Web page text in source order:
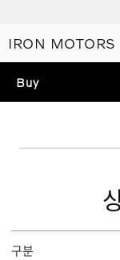
IRON MOTORS
TEST
볼보 전 모델 시승
Buy
구분
Electric
Plug-in
Mild hybrids